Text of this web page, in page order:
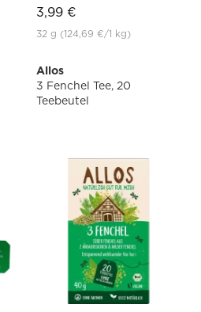
3,99 €
32 g (124,69 €/1 kg)
Allos
3 Fenchel Tee, 20
Teebeutel